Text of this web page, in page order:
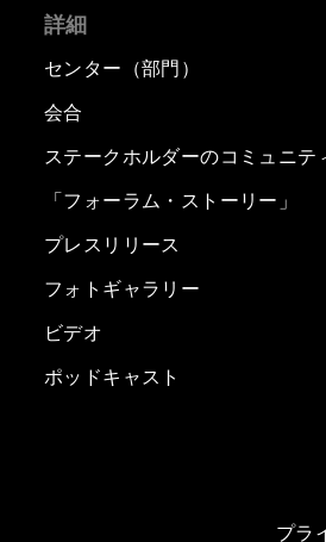
詳細
センター（部門）
会合
ステークホルダーのコミュニテ
「フォーラム・ストーリー」
プレスリリース
フォトギャラリー
ビデオ
ポッドキャスト
プラ